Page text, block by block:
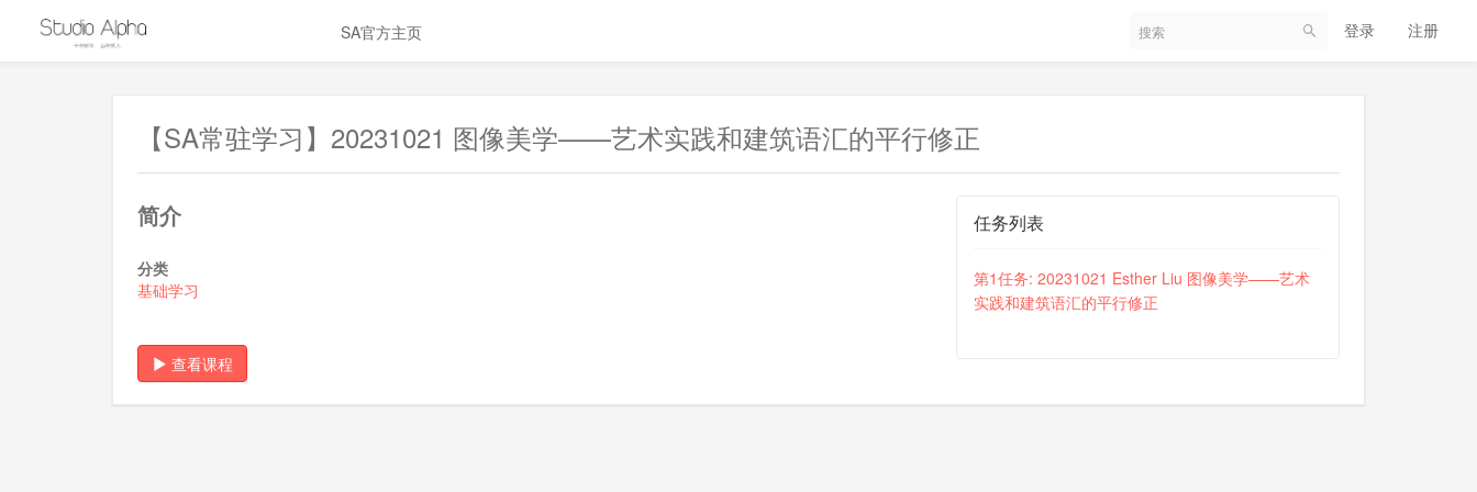
SA官方主页 登录 注册
【SA常驻学习】20231021 图像美学——艺术实践和建筑语汇的平行修正
简介
分类
基础学习
查看课程
任务列表
第1任务: 20231021 Esther Liu 图像美学——艺术
实践和建筑语汇的平行修正